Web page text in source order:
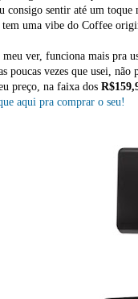
consigo sentir até um
uma vibe do Coffee
ver, funciona mais pra
poucas vezes que usei,
preço, na faixa dos
aqui pra comprar o seu!